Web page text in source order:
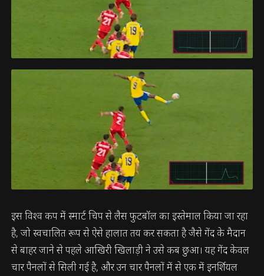
इस विश्व कप में स्मार्ट चिप से लैस फुटबॉल का इस्तेमाल किया जा रहा
है, जो स्वचालित रूप से ऐसे हालात तय कर सकता है जैसे गेंद के मैदान
से बाहर जाने से पहले आखिरी खिलाड़ी ने उसे कब छुआ। यह गेंद केवल
चार पैनलों से सिली गई है, और उन चार पैनलों में से एक में इनर्शियल